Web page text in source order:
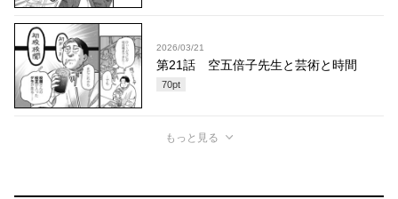
2026/03/21
第21話 空五倍子先生と芸術と時間
70pt
もっと見る